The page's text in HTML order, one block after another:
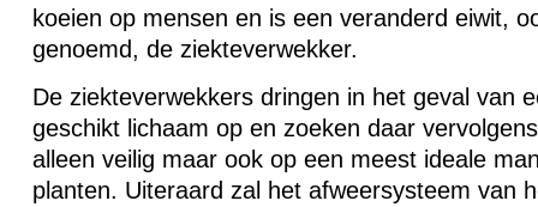
koeien op mensen en is een veranderd eiwit,
genoemd, de ziekteverwekker.
De ziekteverwekkers dringen in het geval van
geschikt lichaam op en zoeken daar
alleen veilig maar ook op een meest ideale
planten. Uiteraard zal het afweersysteem van